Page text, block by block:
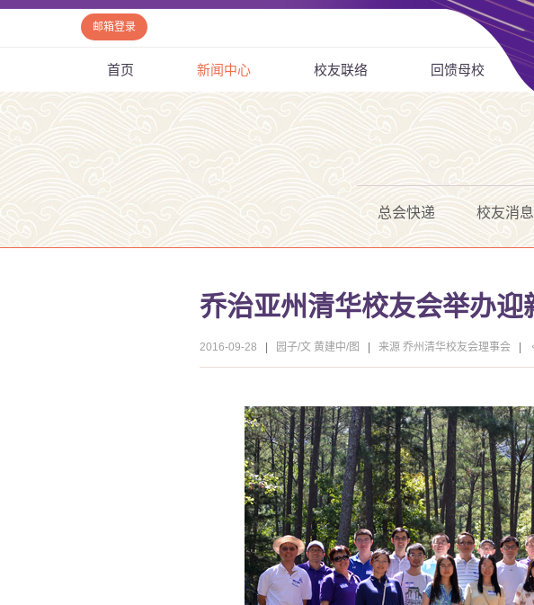
邮箱登录
首页 新闻中心 校友联络 回馈母校
总会快递 校友消息
乔治亚州清华校友会举办迎
2016-09-28 园子/文 黄建中/图 来源 乔州清华校友会理事会